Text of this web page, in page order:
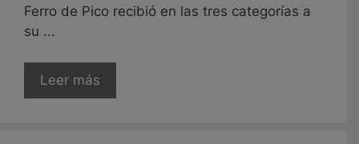
Ferro de Pico recibió en las tres categorías a
su ...
Leer más